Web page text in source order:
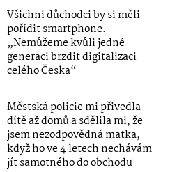
Všichni důchodci by si měli
pořídit smartphone.
„Nemůžeme kvůli jedné
generaci brzdit digitalizaci
celého Česka“
Městská policie mi přivedla
dítě až domů a sdělila mi, že
jsem nezodpovědná matka,
když ho ve 4 letech nechávám
jít samotného do obchodu